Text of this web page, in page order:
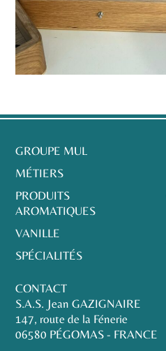
GROUPE MUL
MÉTIERS
PRODUITS
AROMATIQUES
VANILLE
SPÉCIALITÉS
CONTACT
S.A.S. Jean GAZIGNAIRE
147, route de la Fénerie
06580 PÉGOMAS - FRANCE